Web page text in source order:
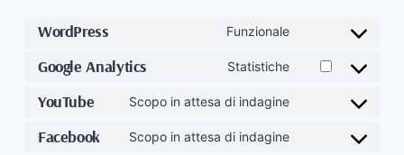
WordPress Funzionale
wordpress
Google Analytics Statistiche
Consent
YouTube Scopo in attesa di indagine
Facebook Scopo in attesa di indagine